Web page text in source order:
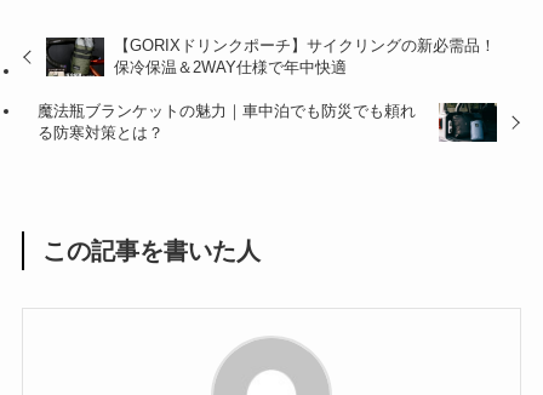
【GORIXドリンクポーチ】サイクリングの新必需品！
保冷保温＆2WAY仕様で年中快適
魔法瓶ブランケットの魅力｜車中泊でも防災でも頼れ
る防寒対策とは？
この記事を書いた人